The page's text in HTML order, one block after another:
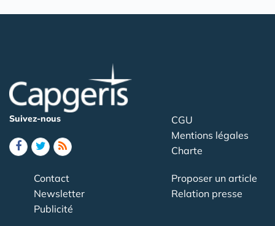
Suivez-nous
CGU
Mentions légales
Charte
Contact
Newsletter
Publicité
Proposer un article
Relation presse